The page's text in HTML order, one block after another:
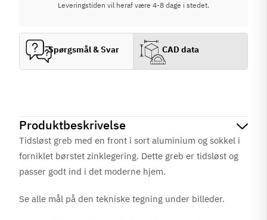
Produktbeskrivelse
Tidsløst greb med en front i sort aluminium og sokkel i
forniklet børstet zinklegering. Dette greb er tidsløst og
passer godt ind i det moderne hjem.
Se alle mål på den tekniske tegning under billeder.
Leveringstiden vil heraf være 4-8 dage i stedet.
Spørgsmål & Svar CAD data